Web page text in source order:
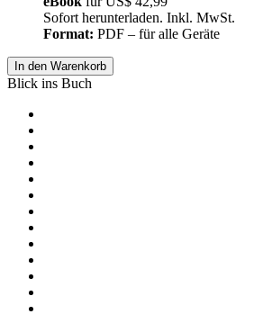
Sofort herunterladen. Inkl. MwSt.
Format: PDF – für alle Geräte
In den Warenkorb
Blick ins Buch